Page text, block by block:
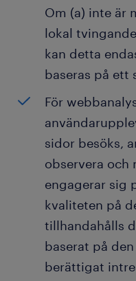
Om (a) inte är
lokal
kan detta
baseras på ett
För
sidor besöks,
observera och
engagerar sig
kvaliteten på
tillhandahålls
baserat på
berättigat